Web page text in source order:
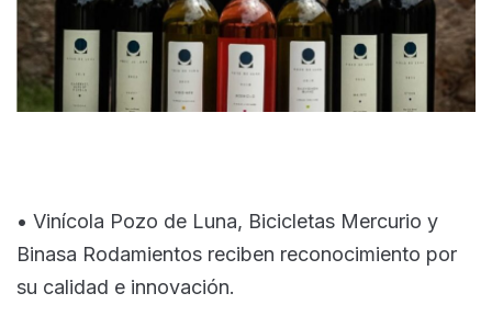
• Vinícola Pozo de Luna, Bicicletas Mercurio y
Binasa Rodamientos reciben reconocimiento por
su calidad e innovación.